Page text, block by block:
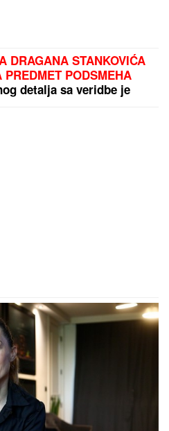
DRAGANA STANKOVIĆA
PREDMET PODSMEHA
detalja sa veridbe je